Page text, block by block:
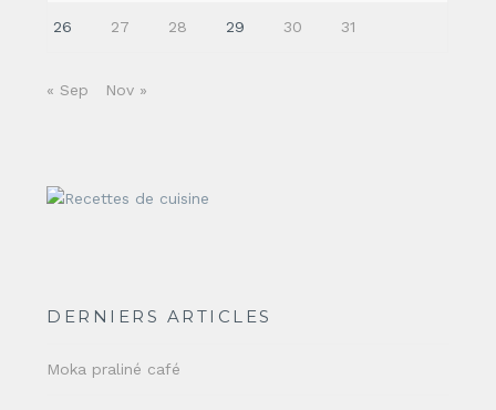
26 27 28 29 30 31
« Sep Nov »
DERNIERS ARTICLES
Moka praliné café